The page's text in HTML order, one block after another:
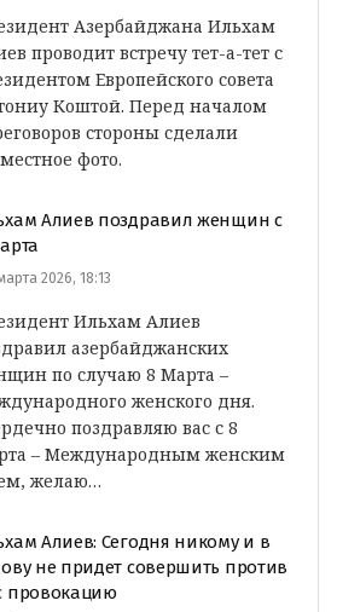
Азербайджана Ильхам
проводит встречу тет-а-тет с
Европейского совета
Коштой. Перед началом
стороны сделали
фото.
Алиев поздравил женщин с
2026, 18:13
Ильхам Алиев
азербайджанских
по случаю 8 Марта –
женского дня.
поздравляю вас с 8
– Международным женским
желаю…
Алиев: Сегодня никому и в
не придет совершить против
провокацию